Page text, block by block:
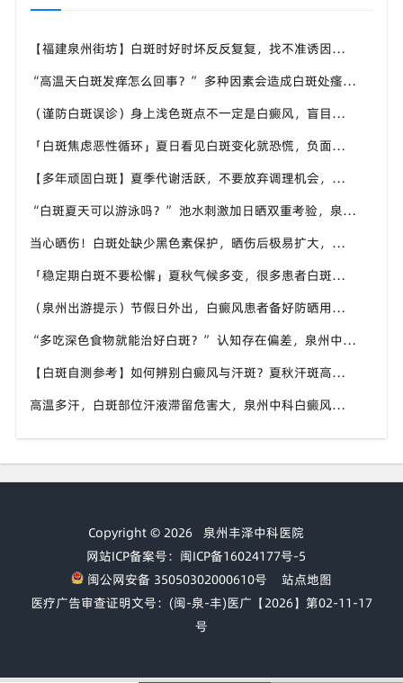
【福建泉州街坊】白斑时好时坏反反复复，找不准诱因，泉州中科白癜风医院帮梳理夏季白斑波动各类诱因
“高温天白斑发痒怎么回事？” 多种因素会造成白斑处瘙痒，泉州中科白癜风医院讲解白斑发痒的处理方式
（谨防白斑误诊）身上浅色斑点不一定是白癜风，盲目用药危害皮肤，泉州中科白癜风医院建议先明确白斑类型
「白斑焦虑恶性循环」夏日看见白斑变化就恐慌，负面情绪反加重病情，泉州中科白癜风医院呼吁放平心态应对
【多年顽固白斑】夏季代谢活跃，不要放弃调理机会，泉州中科白癜风医院建议结合自身情况定制改善思路
“白斑夏天可以游泳吗？” 池水刺激加日晒双重考验，泉州中科白癜风医院告知白癜风人群游泳防护要点
当心晒伤！白斑处缺少黑色素保护，晒伤后极易扩大，泉州中科白癜风医院教白癜风患者科学抵御日晒
「稳定期白斑不要松懈」夏秋气候多变，很多患者白斑再度活跃，泉州中科白癜风医院定期复查很重要
（泉州出游提示）节假日外出，白癜风患者备好防晒用品，泉州中科白癜风医院避开白斑扩散各类诱因
“多吃深色食物就能治好白斑？” 认知存在偏差，泉州中科白癜风医院科普白癜风营养补充正确方式
【白斑自测参考】如何辨别白癜风与汗斑？夏秋汗斑高发易混淆，泉州中科白癜风医院专业鉴别白斑类型
高温多汗，白斑部位汗液滞留危害大，泉州中科白癜风医院提醒白癜风患者出汗后及时清洁肌肤
Copyright © 2026 泉州丰泽中科医院
网站ICP备案号：闽ICP备16024177号-5
闽公网安备 35050302000610号
站点地图
医疗广告审查证明文号：(闽-泉-丰)医广【2026】第02-11-17
号